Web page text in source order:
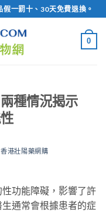
一罰十、30天免費退換。
0
種情況揭示
香港壯陽藥網購
功能障礙，影響了許
通常會根據患者的症